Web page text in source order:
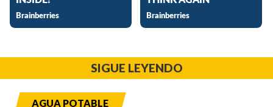
SIGUE LEYENDO
AGUA POTABLE